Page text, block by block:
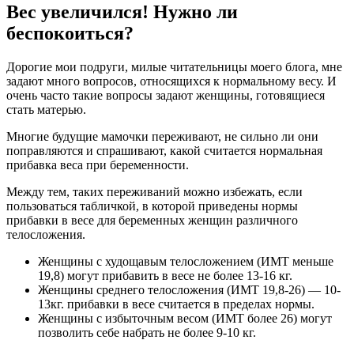
Вес увеличился! Нужно ли
беспокоиться?
Дорогие мои подруги, милые читательницы моего блога, мне
задают много вопросов, относящихся к нормальному весу. И
очень часто такие вопросы задают женщины, готовящиеся
стать матерью.
Многие будущие мамочки переживают, не сильно ли они
поправляются и спрашивают, какой считается нормальная
прибавка веса при беременности.
Между тем, таких переживаний можно избежать, если
пользоваться табличкой, в которой приведены нормы
прибавки в весе для беременных женщин различного
телосложения.
Женщины с худощавым телосложением (ИМТ меньше
19,8) могут прибавить в весе не более 13-16 кг.
Женщины среднего телосложения (ИМТ 19,8-26) — 10-
13кг. прибавки в весе считается в пределах нормы.
Женщины с избыточным весом (ИМТ более 26) могут
позволить себе набрать не более 9-10 кг.